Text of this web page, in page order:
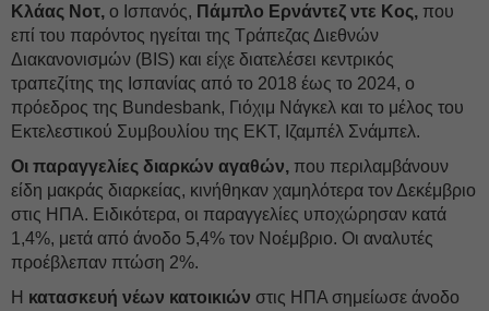
Κλάας Νοτ, ο Ισπανός, Πάμπλο Ερνάντεζ ντε Κος, που
επί του παρόντος ηγείται της Τράπεζας Διεθνών
Διακανονισμών (BIS) και είχε διατελέσει κεντρικός
τραπεζίτης της Ισπανίας από το 2018 έως το 2024, ο
πρόεδρος της Bundesbank, Γιόχιμ Νάγκελ και το μέλος του
Εκτελεστικού Συμβουλίου της ΕΚΤ, Ιζαμπέλ Σνάμπελ.
Οι παραγγελίες διαρκών αγαθών, που περιλαμβάνουν
είδη μακράς διαρκείας, κινήθηκαν χαμηλότερα τον Δεκέμβριο
στις ΗΠΑ. Ειδικότερα, οι παραγγελίες υποχώρησαν κατά
1,4%, μετά από άνοδο 5,4% τον Νοέμβριο. Οι αναλυτές
προέβλεπαν πτώση 2%.
Η κατασκευή νέων κατοικιών στις ΗΠΑ σημείωσε άνοδο